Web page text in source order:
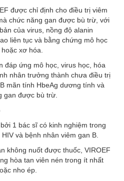
được chỉ định cho điều trị viêm
chức năng gan được bù trừ, với
của virus, nồng độ alanin
liên tục và bằng chứng mô học
xơ hóa.
đáp ứng mô học, virus học, hóa
nhân trưởng thành chưa điều trị
mãn tính HbeAg dương tính và
gan được bù trừ.
1 bác sĩ có kinh nghiệm trong
và bệnh nhân viêm gan B.
không nuốt được thuốc, VIROEF
hòa tan viên nén trong ít nhất
nho ép.